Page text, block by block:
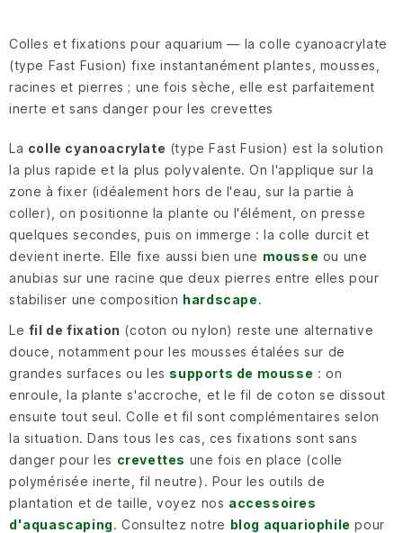
Colles et fixations pour aquarium — la colle cyanoacrylate
(type Fast Fusion) fixe instantanément plantes, mousses,
racines et pierres ; une fois sèche, elle est parfaitement
inerte et sans danger pour les crevettes
La colle cyanoacrylate (type Fast Fusion) est la solution
la plus rapide et la plus polyvalente. On l'applique sur la
zone à fixer (idéalement hors de l'eau, sur la partie à
coller), on positionne la plante ou l'élément, on presse
quelques secondes, puis on immerge : la colle durcit et
devient inerte. Elle fixe aussi bien une mousse ou une
anubias sur une racine que deux pierres entre elles pour
stabiliser une composition hardscape.
Le fil de fixation (coton ou nylon) reste une alternative
douce, notamment pour les mousses étalées sur de
grandes surfaces ou les supports de mousse : on
enroule, la plante s'accroche, et le fil de coton se dissout
ensuite tout seul. Colle et fil sont complémentaires selon
la situation. Dans tous les cas, ces fixations sont sans
danger pour les crevettes une fois en place (colle
polymérisée inerte, fil neutre). Pour les outils de
plantation et de taille, voyez nos accessoires
d'aquascaping. Consultez notre blog aquariophile pour